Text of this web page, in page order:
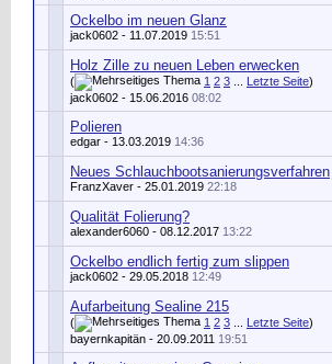
Ockelbo im neuen Glanz
jack0602 - 11.07.2019 15:51
Holz Zille zu neuen Leben erwecken
( 1 2 3 Letzte Seite)
jack0602 - 15.06.2016 08:02
Polieren
edgar - 13.03.2019 14:36
Neues Schlauchbootsanierungsverfahren
FranzXaver - 25.01.2019 22:18
Qualität Folierung?
alexander6060 - 08.12.2017 13:22
Ockelbo endlich fertig zum slippen
jack0602 - 29.05.2018 12:49
Aufarbeitung Sealine 215
( 1 2 3 Letzte Seite)
bayernkapitän - 20.09.2011 19:51